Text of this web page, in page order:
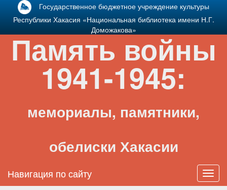
Государственное бюджетное учреждение культуры
Республики Хакасия «Национальная библиотека имени Н.Г.
Доможакова»
Память войны
1941-1945:
мемориалы, памятники,
обелиски Хакасии
Навигация по сайту